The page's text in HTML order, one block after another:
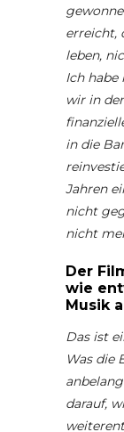
erreicht,
leben,
Ich habe
wir in
in die
Jahren
nicht
nicht
Der
wie
Musik
Das ist
Was die
darauf,